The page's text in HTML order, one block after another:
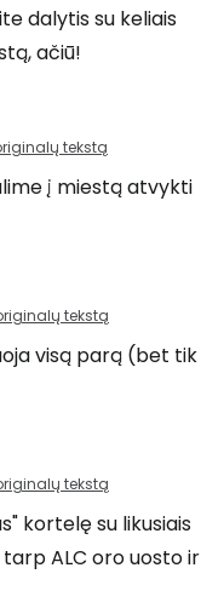
dalytis su keliais
ačiū!
tekstą
į miestą atvykti
tekstą
visą parą (bet tik
tekstą
kortelę su likusiais
ALC oro uosto ir